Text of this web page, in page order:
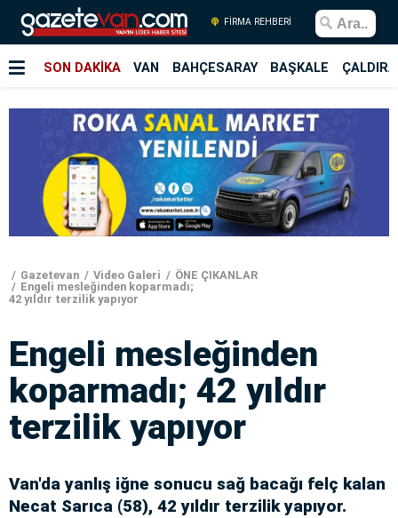
FİRMA REHBERİ
SON DAKİKA VAN BAHÇESARAY BAŞKALE
Gazetevan Video Galeri
ÖNE ÇIKANLAR
Engeli mesleğinden koparmadı;
42 yıldır terzilik yapıyor
Engeli mesleğinden
koparmadı; 42 yıldır
terzilik yapıyor
Van'da yanlış iğne sonucu sağ bacağı felç kalan
Necat Sarıca (58), 42 yıldır terzilik yapıyor.